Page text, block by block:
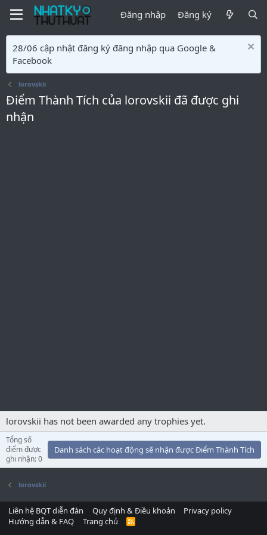
Đăng nhập Đăng ký
28/06 cập nhật đăng ký đăng nhập qua Google &
Facebook
lorovskii
Điểm Thành Tích của lorovskii đã được ghi
nhận
lorovskii has not been awarded any trophies yet.
Tổng số
điểm được
ghi nhận: 0
Danh sách các hoạt động sẽ nhận được Điểm Thành Tích
lorovskii
Liên hệ BQT diễn đàn Quy định & Điều khoản
Privacy policy
Hướng dẫn & FAQ
Trang chủ
R